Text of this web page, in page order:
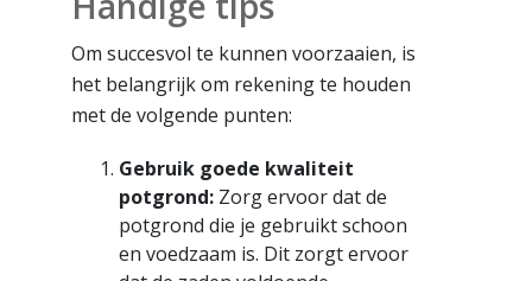
Om succesvol te kunnen voorzaaien, is
het belangrijk om rekening te houden
met de volgende punten:
Gebruik goede kwaliteit
potgrond: Zorg ervoor dat de
potgrond die je gebruikt schoon
en voedzaam is. Dit zorgt ervoor